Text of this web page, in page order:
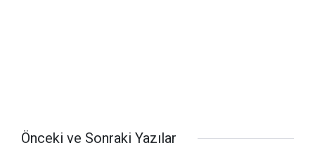
Önceki ve Sonraki Yazılar